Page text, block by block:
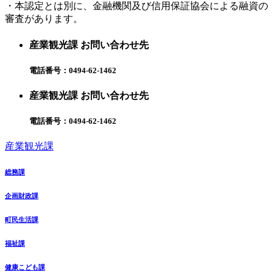
・本認定とは別に、金融機関及び信用保証協会による融資の
審査があります。
産業観光課 お問い合わせ先
電話番号： 0494-62-1462
産業観光課 お問い合わせ先
電話番号： 0494-62-1462
産業観光課
総務課
企画財政課
町民生活課
福祉課
健康こども課